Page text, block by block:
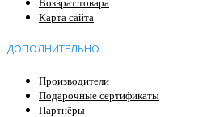
Возврат товара
Карта сайта
ДОПОЛНИТЕЛЬНО
Производители
Подарочные сертификаты
Партнёры